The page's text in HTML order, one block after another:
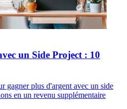
un Side Project : 10
gagner plus d'argent avec un side
en un revenu supplémentaire